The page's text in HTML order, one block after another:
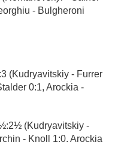
- Bulgheroni
(Kudryavitskiy - Furrer
0:1, Arockia -
(Kudryavitskiy -
- Knoll 1:0, Arockia